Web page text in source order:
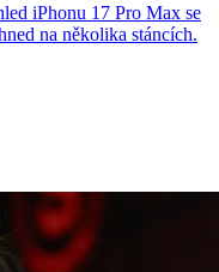
iPhonu 17 Pro Max se
na několika stáncích.